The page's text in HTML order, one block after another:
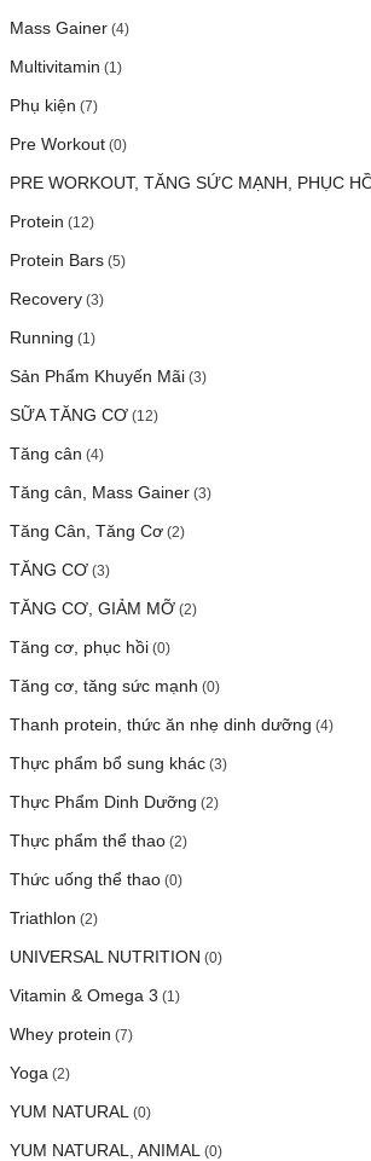
Mass Gainer (4)
Multivitamin (1)
Phụ kiện (7)
Pre Workout (0)
PRE WORKOUT, TĂNG SỨC MẠNH, PHỤC
Protein (12)
Protein Bars (5)
Recovery (3)
Running (1)
Sản Phẩm Khuyến Mãi (3)
SỮA TĂNG CƠ (12)
Tăng cân (4)
Tăng cân, Mass Gainer (3)
Tăng Cân, Tăng Cơ (2)
TĂNG CƠ (3)
TĂNG CƠ, GIẢM MỠ (2)
Tăng cơ, phục hồi (0)
Tăng cơ, tăng sức mạnh (0)
Thanh protein, thức ăn nhẹ dinh dưỡng (4)
Thực phẩm bổ sung khác (3)
Thực Phẩm Dinh Dưỡng (2)
Thực phẩm thể thao (2)
Thức uống thể thao (0)
Triathlon (2)
UNIVERSAL NUTRITION (0)
Vitamin & Omega 3 (1)
Whey protein (7)
Yoga (2)
YUM NATURAL (0)
YUM NATURAL, ANIMAL (0)